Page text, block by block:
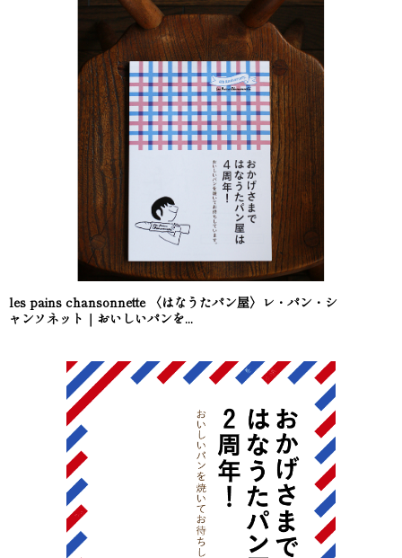
les pains chansonnette 〈はなうたパン屋〉レ・パン・シ
ャンソネット｜おいしいパンを...